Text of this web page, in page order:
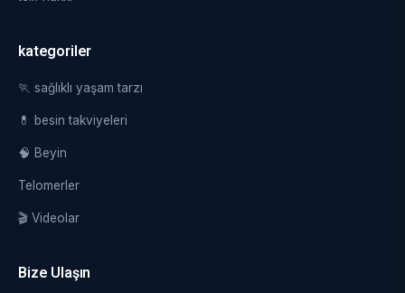
kategoriler
🏃 sağlıklı yaşam tarzı
💊 besin takviyeleri
🧠 Beyin
Telomerler
🎬 Videolar
Bize Ulaşın